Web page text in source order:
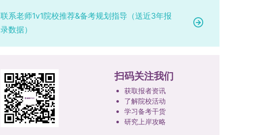
联系老师1v1院校推荐&备考规划指导（送近3年报
录数据）
扫码关注我们
获取报者资讯
了解院校活动
学习备考干货
研究上岸攻略